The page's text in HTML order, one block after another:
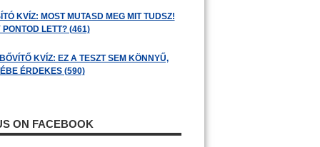
KVÍZ: MOST MUTASD MEG MIT TUDSZ!
LETT? (461)
KVÍZ: EZ A TESZT SEM KÖNNYŰ,
ÉRDEKES (590)
ON FACEBOOK